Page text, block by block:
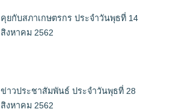
คุยกับสภาเกษตรกร ประจำวันพุธที่ 14
สิงหาคม 2562
ข่าวประชาสัมพันธ์ ประจำวันพุธที่ 28
สิงหาคม 2562